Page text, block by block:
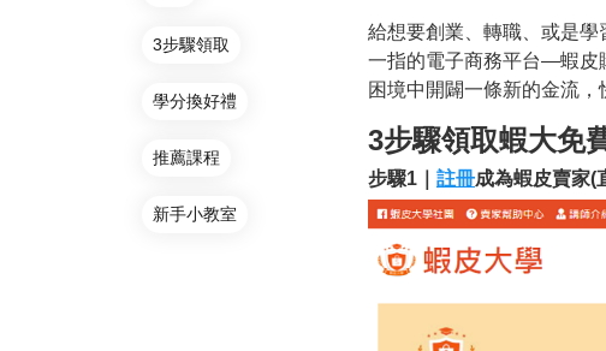
3步驟領取
學分換好禮
推薦課程
新手小教室
給想要創業、轉職、或是
一指的電子商務平台—蝦皮
困境中開闢一條新的金流，
3步驟領取蝦大免
步驟1｜ 註冊成為蝦皮賣家(